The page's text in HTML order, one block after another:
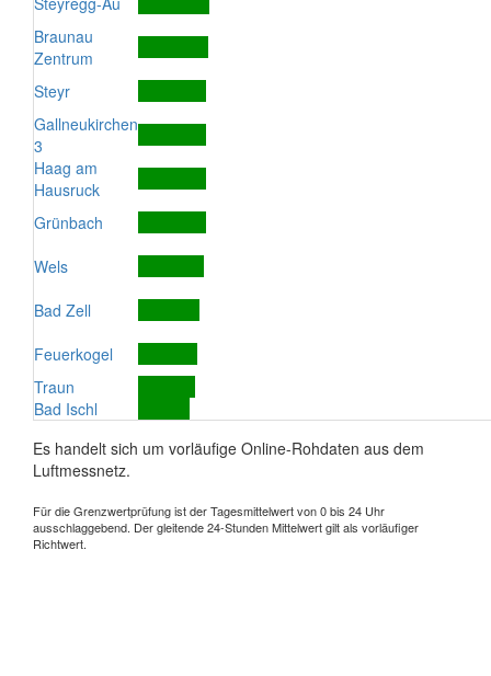
Braunau
Zentrum
Steyr
Gallneukirchen
3
Haag am
Hausruck
Grünbach
Wels
Bad Zell
Feuerkogel
Traun
Bad Ischl
Es handelt sich um vorläufige Online-Rohdaten aus dem
Luftmessnetz.
Für die Grenzwertprüfung ist der Tagesmittelwert von 0 bis 24 Uhr
ausschlaggebend. Der gleitende 24-Stunden Mittelwert gilt als vorläufiger
Richtwert.